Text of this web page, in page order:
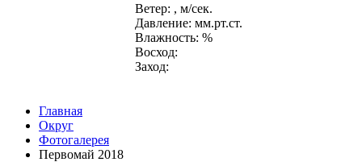
Ветер: , м/сек.
Давление: мм.рт.ст.
Влажность: %
Восход:
Заход:
Главная
Округ
Фотогалерея
Первомай 2018